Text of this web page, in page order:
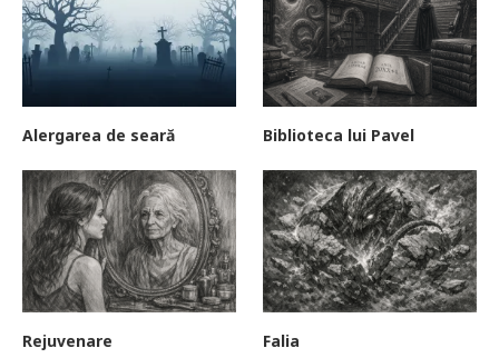
Alergarea de seară Biblioteca lui Pavel
Rejuvenare Falia